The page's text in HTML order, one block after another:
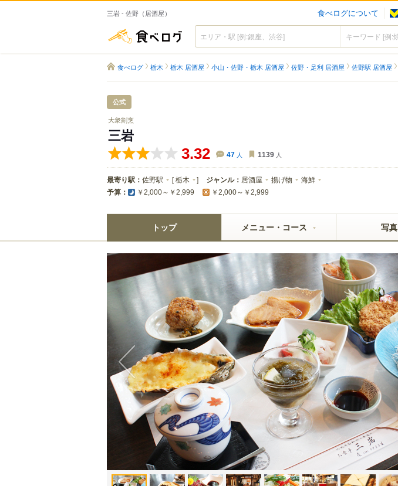
三岩 - 佐野（居酒屋） 食べログについて
食べログ
食べログ 栃木 栃木 居酒屋 小山・佐野・栃木 居酒屋 佐野・足利 居酒屋 佐野駅 居酒屋
公式
大衆割烹
三岩
3.32 47 人 1139 人
最寄り駅： 佐野駅 [栃木 ] ジャンル： 居酒屋 揚げ物 海鮮
予算： ￥2,000～￥2,999 ￥2,000～￥2,999
トップ メニュー・コース 写真